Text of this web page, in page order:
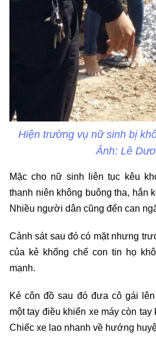
Hiện trường vụ nữ sinh bị
Ảnh: Lê
Mặc cho nữ sinh liên tục kêu
thanh niên không buông tha, hắn
Nhiều người dân cũng đến can
Cảnh sát sau đó có mặt nhưng
của kẻ khống chế con tin họ
mạnh.
Kẻ côn đồ sau đó đưa cô gái
một tay điều khiển xe máy còn
Chiếc xe lao nhanh về hướng